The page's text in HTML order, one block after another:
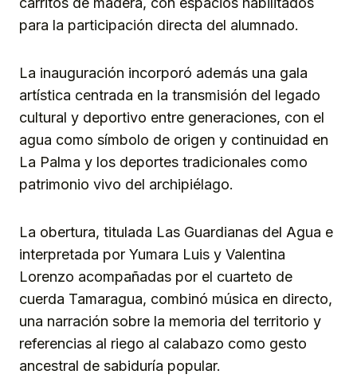
para la participación directa del alumnado.
La inauguración incorporó además una gala
artística centrada en la transmisión del legado
cultural y deportivo entre generaciones, con el
agua como símbolo de origen y continuidad en
La Palma y los deportes tradicionales como
patrimonio vivo del archipiélago.
La obertura, titulada Las Guardianas del Agua e
interpretada por Yumara Luis y Valentina
Lorenzo acompañadas por el cuarteto de
cuerda Tamaragua, combinó música en directo,
una narración sobre la memoria del territorio y
referencias al riego al calabazo como gesto
ancestral de sabiduría popular.